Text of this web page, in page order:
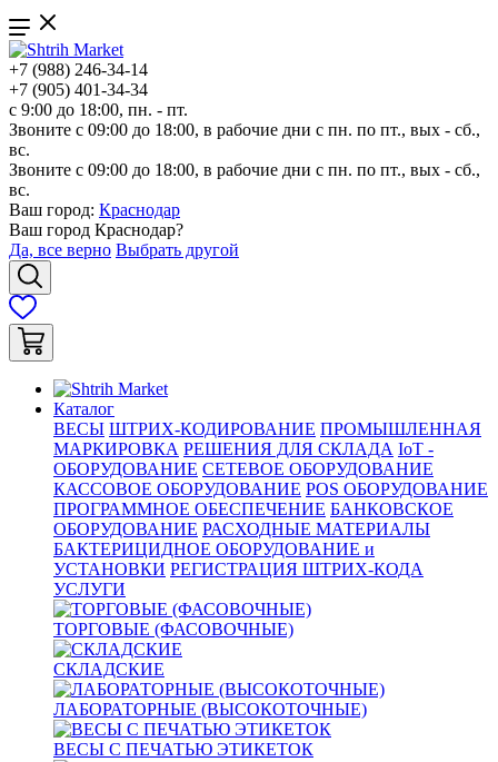
+7 (988) 246-34-14
+7 (905) 401-34-34
с 9:00 до 18:00, пн. - пт.
Звоните с 09:00 до 18:00, в рабочие дни с пн. по пт., вых - сб.,
вс.
Звоните с 09:00 до 18:00, в рабочие дни с пн. по пт., вых - сб.,
вс.
Ваш город: Краснодар
Ваш город Краснодар?
Да, все верно Выбрать другой
Каталог
ВЕСЫ ШТРИХ-КОДИРОВАНИЕ ПРОМЫШЛЕННАЯ
МАРКИРОВКА РЕШЕНИЯ ДЛЯ СКЛАДА IoT -
ОБОРУДОВАНИЕ СЕТЕВОЕ ОБОРУДОВАНИЕ
КАССОВОЕ ОБОРУДОВАНИЕ POS ОБОРУДОВАНИЕ
ПРОГРАММНОЕ ОБЕСПЕЧЕНИЕ БАНКОВСКОЕ
ОБОРУДОВАНИЕ РАСХОДНЫЕ МАТЕРИАЛЫ
БАКТЕРИЦИДНОЕ ОБОРУДОВАНИЕ и
УСТАНОВКИ РЕГИСТРАЦИЯ ШТРИХ-КОДА
УСЛУГИ
ТОРГОВЫЕ (ФАСОВОЧНЫЕ)
СКЛАДСКИЕ
ЛАБОРАТОРНЫЕ (ВЫСОКОТОЧНЫЕ)
ВЕСЫ С ПЕЧАТЬЮ ЭТИКЕТОК